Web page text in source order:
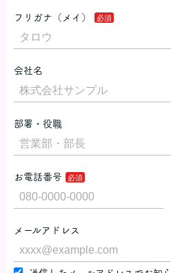
フリガナ（メイ）
会社名
部署・役職
お電話番号
メールアドレス